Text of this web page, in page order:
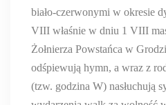
biało-czerwonymi w okresie
VIII właśnie w dniu 1 VIII
Żołnierza Powstańca w
odśpiewują hymn, a wraz z
(tzw. godzina W) nasłuchują